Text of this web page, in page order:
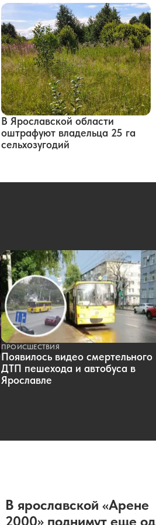
В Ярославской области
оштрафуют владельца 25 га
сельхозугодий
ПРОИСШЕСТВИЯ
Появилось видео смертельного
ДТП пешехода и автобуса в
Ярославле
В ярославской «Арене
2000» поднимут еще